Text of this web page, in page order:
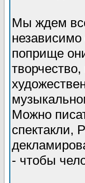
Мы ждем
независимо
поприще
Можно
спектакли,
- чтобы